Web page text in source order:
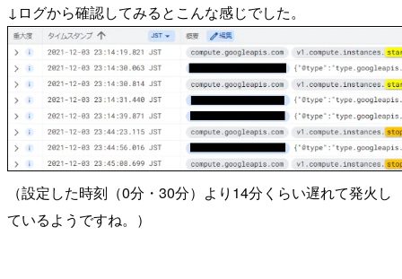
↓ログから確認してみるとこんな感じでした。
（設定した時刻（0分・30分）より14分くらい遅れて発火し
ているようですね。）